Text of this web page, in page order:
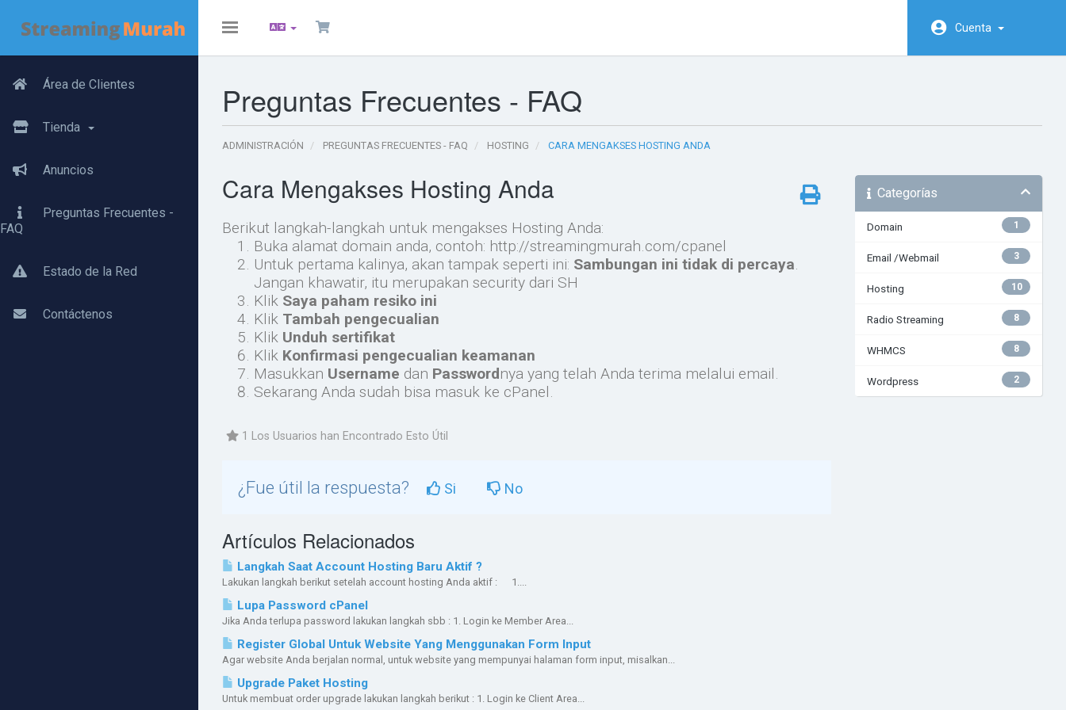
Toggle
Cuenta
Área de Clientes
Tienda
Anuncios
Preguntas Frecuentes -
FAQ
Estado de la Red
Contáctenos
Preguntas Frecuentes - FAQ
ADMINISTRACIÓN PREGUNTAS FRECUENTES - FAQ HOSTING CARA MENGAKSES HOSTING ANDA
Categorías
1
Domain
3
Email /Webmail
10
Hosting
8
Radio Streaming
8
WHMCS
2
Wordpress
Cara Mengakses Hosting Anda
Berikut langkah-langkah untuk mengakses Hosting Anda:
Buka alamat domain anda, contoh: http://streamingmurah.com/cpanel
Untuk pertama kalinya, akan tampak seperti ini: Sambungan ini tidak di percaya.
Jangan khawatir, itu merupakan security dari SH
Klik Saya paham resiko ini
Klik Tambah pengecualian
Klik Unduh sertifikat
Klik Konfirmasi pengecualian keamanan
Masukkan Username dan Passwordnya yang telah Anda terima melalui email.
Sekarang Anda sudah bisa masuk ke cPanel.
1 Los Usuarios han Encontrado Esto Útil
¿Fue útil la respuesta? Si No
Artículos Relacionados
Langkah Saat Account Hosting Baru Aktif ?
Lakukan langkah berikut setelah account hosting Anda aktif : 1....
Lupa Password cPanel
Jika Anda terlupa password lakukan langkah sbb : 1. Login ke Member Area...
Register Global Untuk Website Yang Menggunakan Form Input
Agar website Anda berjalan normal, untuk website yang mempunyai halaman form input, misalkan...
Upgrade Paket Hosting
Untuk membuat order upgrade lakukan langkah berikut : 1. Login ke Client Area...